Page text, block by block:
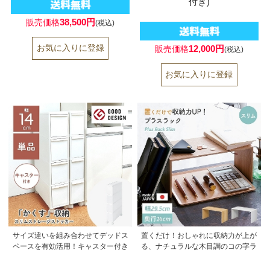
販売価格38,500円(税込)
販売価格12,000円(税込)
サイズ違いを組み合わせてデッドス
ペースを有効活用！キャスター付き
置くだけ！おしゃれに収納力が上が
る、ナチュラルな木目調のコの字ラ